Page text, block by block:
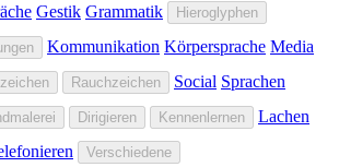
Gestik Grammatik Hieroglyphen
Kommunikation Körpersprache Media
Rauchzeichen Social Sprachen
Dirigieren Kennenlernen
Lachen
Verschiedene